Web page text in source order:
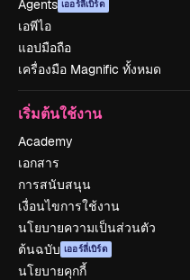
Agents เออร์ลี่เบิร์ด
เอพีไอ
แอปมือถือ
เครื่องมือ Magnific ทั้งหมด
เริ่มต้นใช้งาน
Academy
เอกสาร
การสนับสนุน
เงื่อนไขการใช้งาน
นโยบายความเป็นส่วนตัว
ต้นฉบับ เออร์ลี่เบิร์ด
นโยบายคุกกี้